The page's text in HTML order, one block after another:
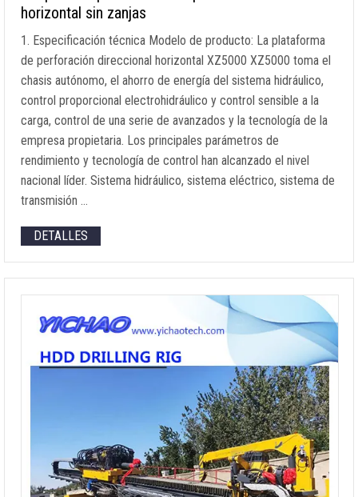
horizontal sin zanjas
1. Especificación técnica Modelo de producto: La plataforma
de perforación direccional horizontal XZ5000 XZ5000 toma el
chasis autónomo, el ahorro de energía del sistema hidráulico,
control proporcional electrohidráulico y control sensible a la
carga, control de una serie de avanzados y la tecnología de la
empresa propietaria. Los principales parámetros de
rendimiento y tecnología de control han alcanzado el nivel
nacional líder. Sistema hidráulico, sistema eléctrico, sistema de
transmisión …
DETALLES